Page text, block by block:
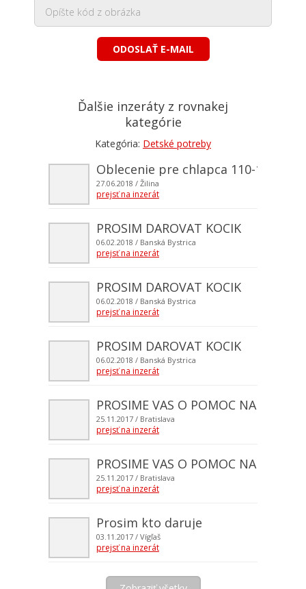
ODOSLAŤ E-MAIL
Ďalšie inzeráty z rovnakej
kategórie
Kategória: Detské potreby
Oblecenie pre chlapca 110-116
27.06.2018 / Žilina
prejsť na inzerát
PROSIM DAROVAT KOCIK
06.02.2018 / Banská Bystrica
prejsť na inzerát
PROSIM DAROVAT KOCIK
06.02.2018 / Banská Bystrica
prejsť na inzerát
PROSIM DAROVAT KOCIK
06.02.2018 / Banská Bystrica
prejsť na inzerát
PROSIME VAS O POMOC NA
25.11.2017 / Bratislava
prejsť na inzerát
PROSIME VAS O POMOC NA
25.11.2017 / Bratislava
prejsť na inzerát
Prosim kto daruje
03.11.2017 / Vígľaš
prejsť na inzerát